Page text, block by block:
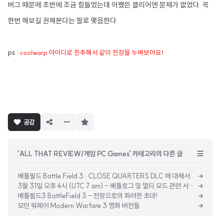
버그 때문에 초반에 조금 힘들었는데 어쨌든 클리어엔 문제가 없었다. 꼭
한번 해보길 권해본다는 말로 맺음한다.
ps : coolwarp 아이디로 친추해서 같이 전장을 누벼보아요!
공감
'ALL THAT REVIEW/게임 PC Games' 카테고리의 다른 글
배틀필드 Battle Field 3 : CLOSE QUARTERS DLC 에 대해서..
3월 31일 오후 4시 (UTC 7 am) - 배틀로그 및 멀티 모드 관련 서버 점검 실시
배틀필드3 BattleField 3 - 전장으로의 화려한 초대!
모던 워페어 Modern Warfare 3 영화 버전들